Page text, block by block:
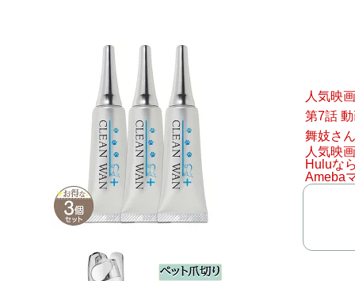
人気映画
第7話
舞妓さ
人気映画
Huluな
Ameba